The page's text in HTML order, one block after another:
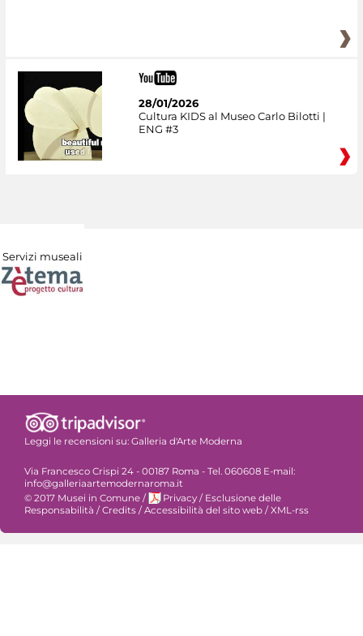
28/01/2026
Cultura KIDS al Museo Carlo Bilotti |
ENG #3
Servizi museali
Leggi le recensioni su: Galleria d'Arte Moderna
Via Francesco Crispi 24 - 00187 Roma - Tel. 060608 E-mail:
info@galleriaartemodernaroma.it
© 2017 Musei in Comune / Privacy / Esclusione delle
Responsabilità /Credits /Accessibilità del sito web /XML-rss